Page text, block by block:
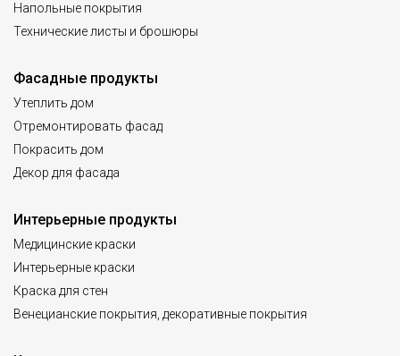
Напольные покрытия
Технические листы и брошюры
Фасадные продукты
Утеплить дом
Отремонтировать фасад
Покрасить дом
Декор для фасада
Интерьерные продукты
Медицинские краски
Интерьерные краски
Краска для стен
Венецианские покрытия, декоративные покрытия